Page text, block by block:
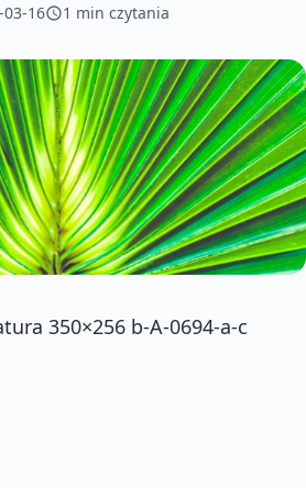
03-16 1 min czytania
350×256 b-A-0694-a-c